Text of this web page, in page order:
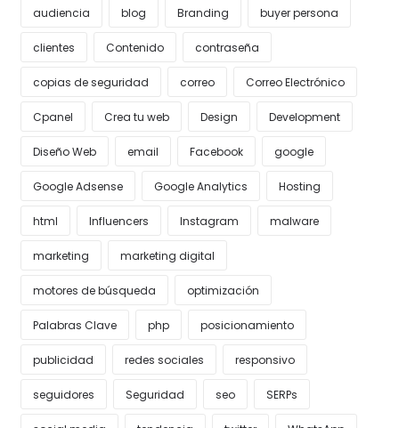
audiencia blog Branding buyer persona
clientes Contenido contraseña
copias de seguridad correo Correo Electrónico
Cpanel Crea tu web Design Development
Diseño Web email Facebook google
Google Adsense Google Analytics Hosting
html Influencers Instagram malware
marketing marketing digital
motores de búsqueda optimización
Palabras Clave php posicionamiento
publicidad redes sociales responsivo
seguidores Seguridad seo SERPs